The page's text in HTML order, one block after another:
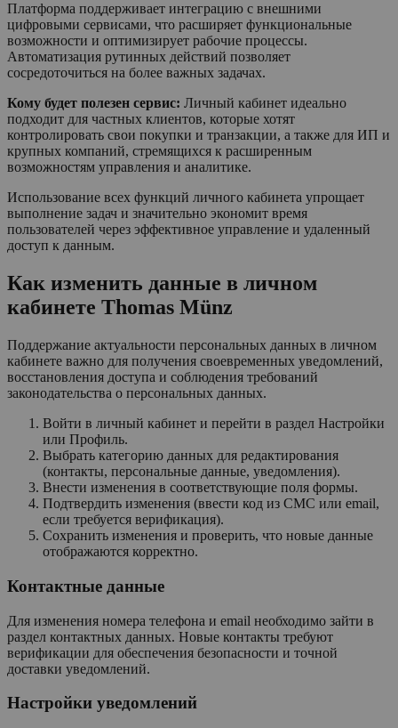
Платформа поддерживает интеграцию с внешними
цифровыми сервисами, что расширяет функциональные
возможности и оптимизирует рабочие процессы.
Автоматизация рутинных действий позволяет
сосредоточиться на более важных задачах.
Кому будет полезен сервис: Личный кабинет идеально
подходит для частных клиентов, которые хотят
контролировать свои покупки и транзакции, а также для ИП и
крупных компаний, стремящихся к расширенным
возможностям управления и аналитике.
Использование всех функций личного кабинета упрощает
выполнение задач и значительно экономит время
пользователей через эффективное управление и удаленный
доступ к данным.
Как изменить данные в личном
кабинете Thomas Münz
Поддержание актуальности персональных данных в личном
кабинете важно для получения своевременных уведомлений,
восстановления доступа и соблюдения требований
законодательства о персональных данных.
Войти в личный кабинет и перейти в раздел Настройки
или Профиль.
Выбрать категорию данных для редактирования
(контакты, персональные данные, уведомления).
Внести изменения в соответствующие поля формы.
Подтвердить изменения (ввести код из СМС или email,
если требуется верификация).
Сохранить изменения и проверить, что новые данные
отображаются корректно.
Контактные данные
Для изменения номера телефона и email необходимо зайти в
раздел контактных данных. Новые контакты требуют
верификации для обеспечения безопасности и точной
доставки уведомлений.
Настройки уведомлений